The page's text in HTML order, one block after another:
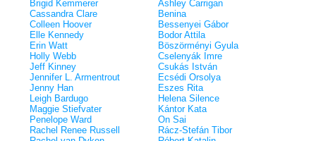
Brigid Kemmerer
Cassandra Clare
Colleen Hoover
Elle Kennedy
Erin Watt
Holly Webb
Jeff Kinney
Jennifer L. Armentrout
Jenny Han
Leigh Bardugo
Maggie Stiefvater
Penelope Ward
Rachel Renee Russell
Ashley Carrigan
Benina
Bessenyei Gábor
Bodor Attila
Böszörményi Gyula
Cselenyák Imre
Csukás István
Ecsédi Orsolya
Eszes Rita
Helena Silence
Kántor Kata
On Sai
Rácz-Stefán Tibor